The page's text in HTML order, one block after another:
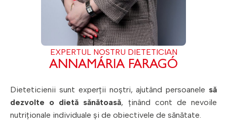
EXPERTUL NOSTRU DIETETICIAN
ANNAMÁRIA FARAGÓ
Dieteticienii sunt experții noștri, ajutând persoanele să
dezvolte o dietă sănătoasă, ținând cont de nevoile
nutriționale individuale și de obiectivele de sănătate.